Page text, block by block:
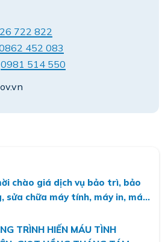
722 822
452 083
0981 514 550
chào giá dịch vụ bảo trì, bảo
sửa chữa máy tính, máy in, máy
TRÌNH HIẾN MÁU TÌNH